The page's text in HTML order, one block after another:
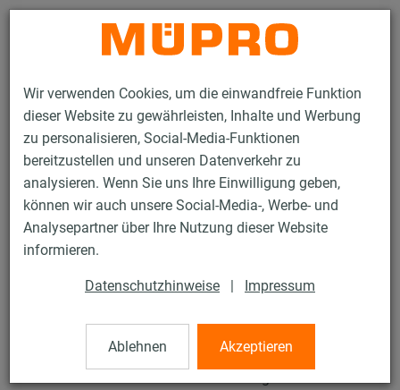
Wir verwenden Cookies, um die einwandfreie Funktion
dieser Website zu gewährleisten, Inhalte und Werbung
zu personalisieren, Social-Media-Funktionen
bereitzustellen und unseren Datenverkehr zu
analysieren. Wenn Sie uns Ihre Einwilligung geben,
können wir auch unsere Social-Media-, Werbe- und
Analysepartner über Ihre Nutzung dieser Website
informieren.
Datenschutzhinweise | Impressum
Ablehnen Akzeptieren
Kontakt
Kontakt
Kontakt
Nutzen Sie unser Kontaktformular bei Fragen, Problemen